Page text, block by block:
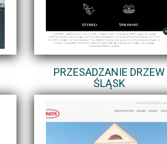
PRZESADZANIE DRZEW
ŚLĄSK